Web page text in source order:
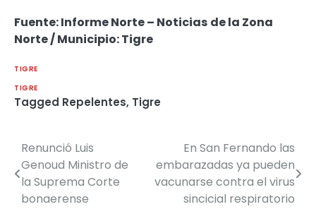
Fuente: Informe Norte – Noticias de la Zona
Norte / Municipio: Tigre
TIGRE
TIGRE
Tagged Repelentes, Tigre
Navegación
de
entradas
Renunció Luis
Genoud Ministro de
la Suprema Corte
bonaerense
En San Fernando las
embarazadas ya pueden
vacunarse contra el virus
sincicial respiratorio